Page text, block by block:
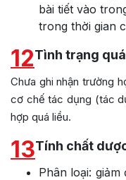
bài tiết vào
trong thời gian
12Tình trạng
Chưa ghi nhận trường
cơ chế tác dụng (tác
hợp quá liều.
13Tính chất
Phân loại: